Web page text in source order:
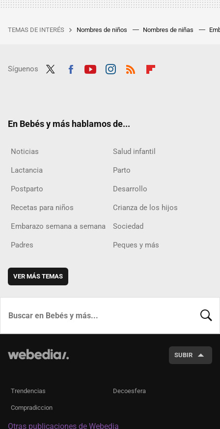
TEMAS DE INTERÉS Nombres de niños Nombres de niñas
Síguenos
En Bebés y más hablamos de...
Noticias Salud infantil
Lactancia Parto
Postparto Desarrollo
Recetas para niños Crianza de los hijos
Embarazo semana a semana Sociedad
Padres Peques y más
VER MÁS TEMAS
SUBIR
Trendencias Decoesfera
Compradiccion
Otras publicaciones de Webedia